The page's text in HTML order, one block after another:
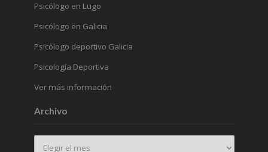
Psicólogo en Lugo
Psicólogo en Galicia
Psicólogo deportivo Galicia
Psicología Deportiva
Ver más información
Archivo
Archivo